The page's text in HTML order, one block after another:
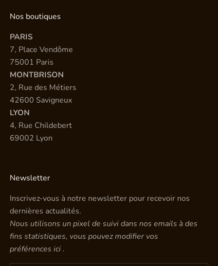
Nos boutiques
PARIS
7, Place Vendôme
75001 Paris
MONTBRISON
2, Rue des Métiers
42600 Savigneux
LYON
4, Rue Childebert
69002 Lyon
Newsletter
Inscrivez-vous à notre newsletter pour recevoir nos
dernières actualités.
Nous utilisons un pixel de suivi dans nos emails à des
fins statistiques, vous pouvez modifier vos
préférences ici.